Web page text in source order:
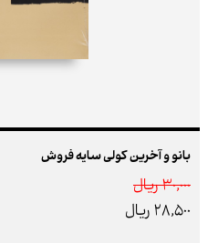
بانو و آخرین کولی سایه فروش
30,000 ريال
28,500 ريال